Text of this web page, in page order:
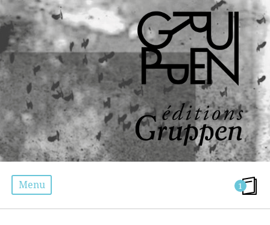
Menu 1